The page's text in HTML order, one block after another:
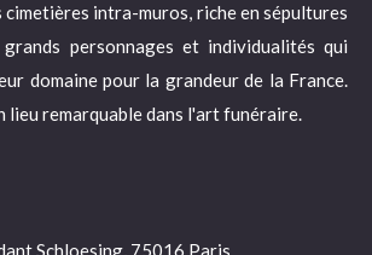
cimetières intra-muros, riche en sépultures
personnages et individualités qui
domaine pour la grandeur de la France.
lieu remarquable dans l'art funéraire.
Schloesing, 75016 Paris